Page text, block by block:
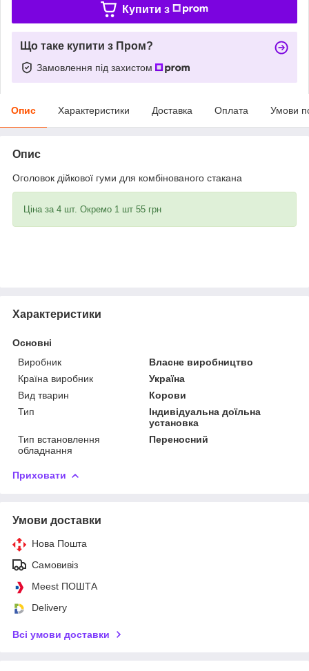
Купити з
Що таке купити з Пром?
Замовлення під захистом
Опис Характеристики Доставка Оплата Умови
Опис
Оголовок дійкової гуми для комбінованого стакана
Ціна за 4 шт. Окремо 1 шт 55 грн
Характеристики
Основні
Виробник
Власне виробництво
Країна виробник
Україна
Вид тварин
Корови
Тип
Індивідуальна доїльна
установка
Тип встановлення
обладнання
Переносний
Приховати
Умови доставки
Нова Пошта
Самовивіз
Meest ПОШТА
Delivery
Всі умови доставки